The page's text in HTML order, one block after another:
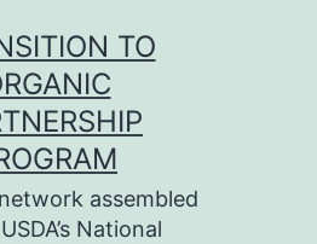
TO
assembled
National